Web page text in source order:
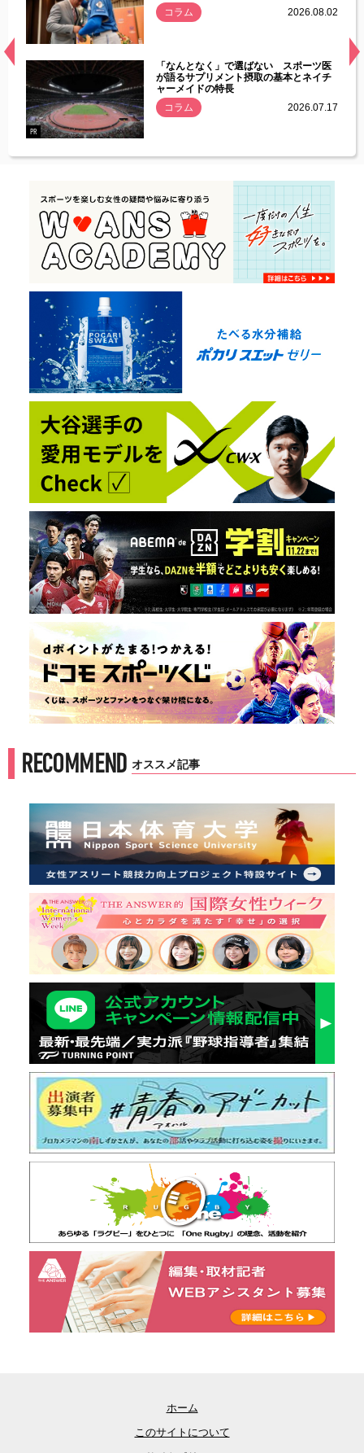
常
コラム
2026.08.02
PR
「なんとなく」で選ばない スポーツ医
が語るサプリメント摂取の基本とネイチ
ャーメイドの特長
コラム
2026.07.17
RECOMMEND オススメ記事
ホーム
このサイトについて